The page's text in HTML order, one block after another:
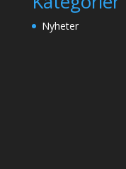
Nyheter